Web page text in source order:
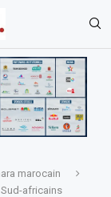
marocain
africains